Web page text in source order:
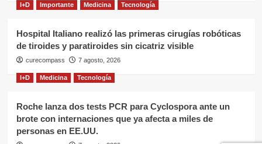
I+D Importante Medicina Tecnología
Hospital Italiano realizó las primeras cirugías robóticas
de tiroides y paratiroides sin cicatriz visible
curecompass 7 agosto, 2026
I+D Medicina Tecnología
Roche lanza dos tests PCR para Cyclospora ante un
brote con internaciones que ya afecta a miles de
personas en EE.UU.